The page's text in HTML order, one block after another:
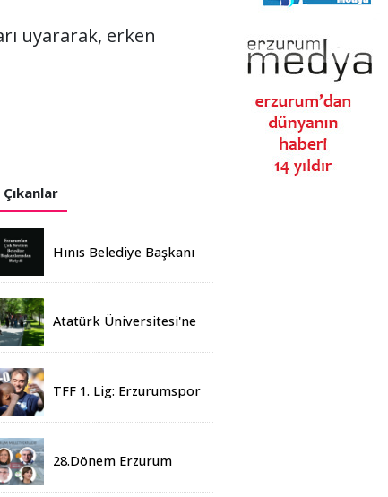
uyararak, erken
Çıkanlar
Hınıs Belediye Başkanı
Atatürk Üniversitesi'ne
Üniversiteden Öğrenci
TFF 1. Lig: Erzurumspor
28.Dönem Erzurum